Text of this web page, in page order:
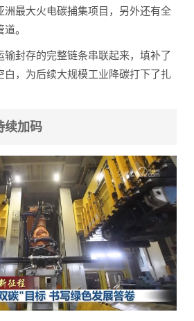
洲最大火电碳捕集项目，另外还有全
。
输封存的完整链条串联起来，填补了
白，为后续大规模工业降碳打下了扎
续加码